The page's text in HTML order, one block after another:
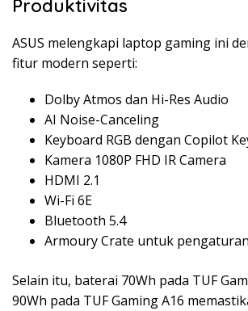
Produktivitas
ASUS melengkapi laptop gaming ini
fitur modern seperti:
Dolby Atmos dan Hi-Res Audio
AI Noise-Canceling
Keyboard RGB dengan Copilot
Kamera 1080P FHD IR Camera
HDMI 2.1
Wi-Fi 6E
Bluetooth 5.4
Armoury Crate untuk
Selain itu, baterai 70Wh pada TUF
90Wh pada TUF Gaming A16